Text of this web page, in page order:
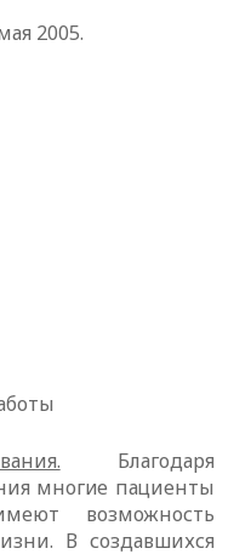
2005.
Благодаря
многие пациенты
возможность
В создавшихся